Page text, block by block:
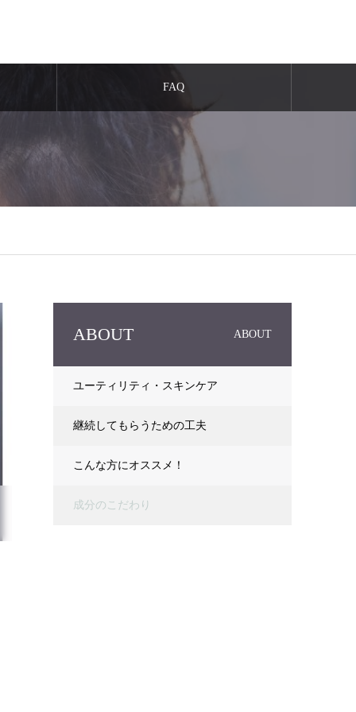
FAQ
ABOUT ABOUT
ユーティリティ・スキンケア
継続してもらうための工夫
こんな方にオススメ！
成分のこだわり